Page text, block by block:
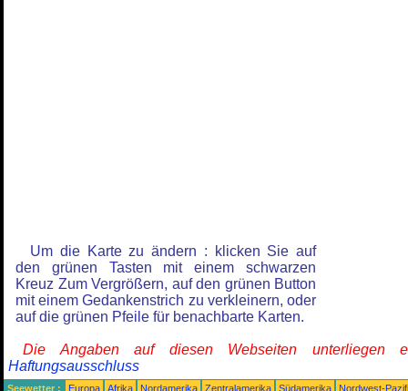
Um die Karte zu ändern : klicken Sie auf
den grünen Tasten mit einem schwarzen
Kreuz Zum Vergrößern, auf den grünen Button
mit einem Gedankenstrich zu verkleinern, oder
auf die grünen Pfeile für benachbarte Karten.
Die Angaben auf diesen Webseiten unterliegen
Haftungsausschluss
Seewetter : Europa Afrika Nordamerika Zentralamerika Südamerika
Nordwest-